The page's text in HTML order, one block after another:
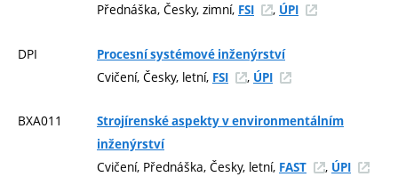
Přednáška, Česky, zimní, FSI , ÚPI
DPI Procesní systémové inženýrství
Cvičení, Česky, letní, FSI , ÚPI
BXA011
Strojírenské aspekty v environmentálním
inženýrství
Cvičení, Přednáška, Česky, letní, FAST , ÚPI